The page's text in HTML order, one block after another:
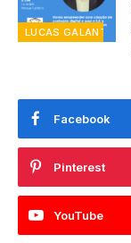
LUCAS GALANTE
Facebook
Pinterest
YouTube